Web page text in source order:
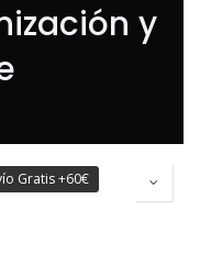
y
Gratis +60€